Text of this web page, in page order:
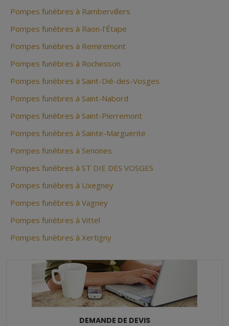
Pompes funèbres à Rambervillers
Pompes funèbres à Raon-l'Étape
Pompes funèbres à Remiremont
Pompes funèbres à Rochesson
Pompes funèbres à Saint-Dié-des-Vosges
Pompes funèbres à Saint-Nabord
Pompes funèbres à Saint-Pierremont
Pompes funèbres à Sainte-Marguerite
Pompes funèbres à Senones
Pompes funèbres à ST DIE DES VOSGES
Pompes funèbres à Uxegney
Pompes funèbres à Vagney
Pompes funèbres à Vittel
Pompes funèbres à Xertigny
DEMANDE DE DEVIS